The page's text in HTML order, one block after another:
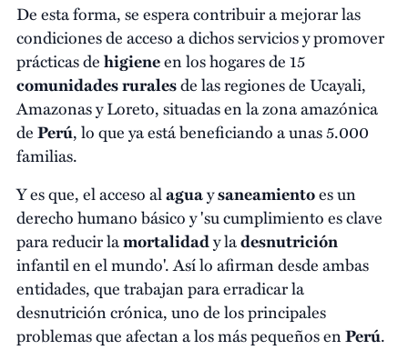
De esta forma, se espera contribuir a mejorar las
condiciones de acceso a dichos servicios y promover
prácticas dehigieneen los hogares de 15
comunidades ruralesde las regiones de Ucayali,
Amazonas y Loreto, situadas en la zona amazónica
dePerú, lo que ya está beneficiando a unas 5.000
familias.
Y es que, el acceso alaguaysaneamientoes un
derecho humano básico y 'su cumplimiento es clave
para reducir lamortalidady ladesnutrición
infantil en el mundo'. Así lo afirman desde ambas
entidades, que trabajan para erradicar la
desnutrición crónica, uno de los principales
problemas que afectan a los más pequeños enPerú.